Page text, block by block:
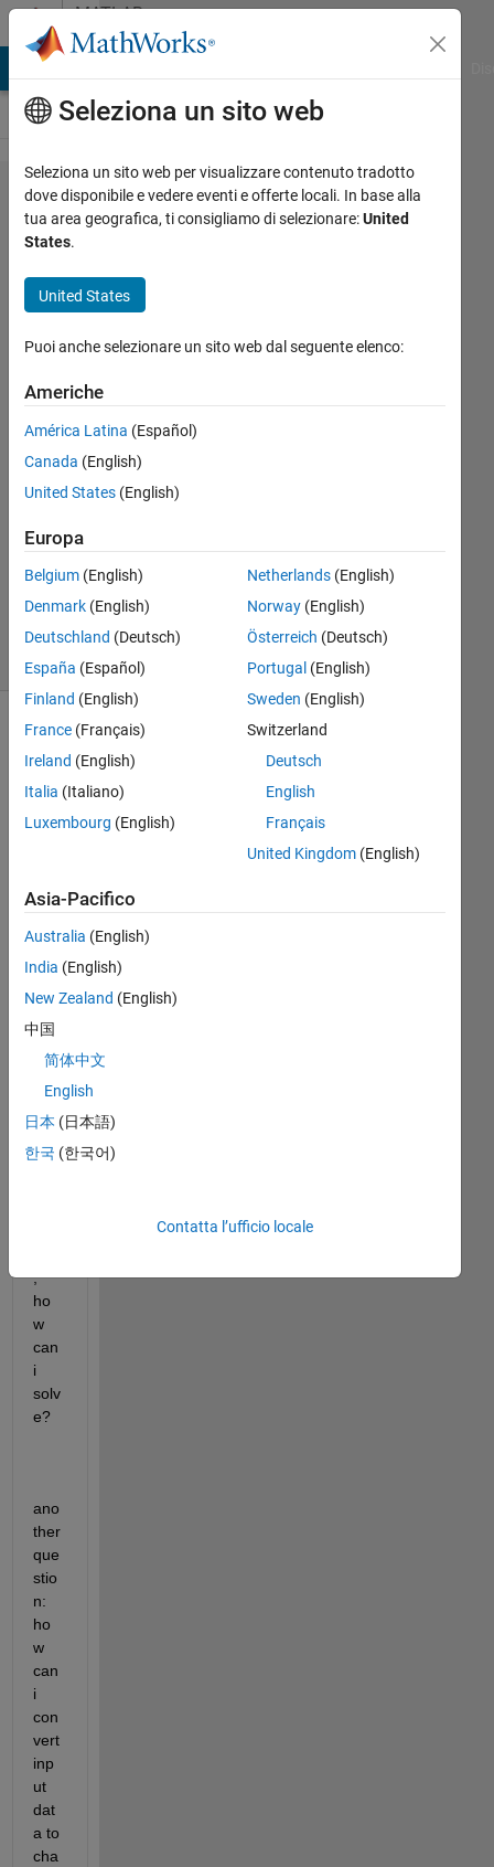
Vai al contenutoMATLAB
Answers
overlap
ylabel
values
mattvanviore
2022
2
Risposte
Aggiornato
2022
25
Visualizzazioni
(30 giorni)
i
e
this
pro
m
bot
h
x
,
ho
w
can
i
solv
e?
ano
ther
que
stio
n:
ho
w
can
i
con
vert
inp
ut
dat
a to
cha
Seleziona un sito web
Seleziona un sito web per visualizzare contenuto tradotto
dove disponibile e vedere eventi e offerte locali. In base alla
tua area geografica, ti consigliamo di selezionare:United
States.
United States
Puoi anche selezionare un sito web dal seguente elenco:
Americhe
América Latina (Español)
Canada (English)
United States (English)
Europa
Belgium (English)
Denmark (English)
Deutschland (Deutsch)
España (Español)
Finland (English)
France (Français)
Ireland (English)
Italia (Italiano)
Luxembourg (English)
Netherlands(English)
Norway(English)
Österreich (Deutsch)
Portugal (English)
Sweden (English)
Switzerland
Deutsch
English
Français
United Kingdom(English)
Asia-Pacifico
Australia (English)
India (English)
New Zealand (English)
中国
简体中文
English
日本 (日本語)
한국 (한국어)
Contatta l’ufficio locale